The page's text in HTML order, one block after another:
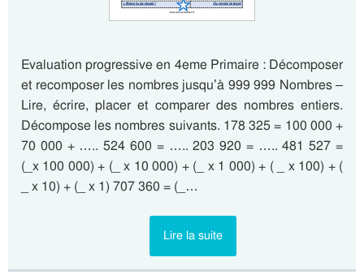
Evaluation progressive en 4eme Primaire : Décomposer
et recomposer les nombres jusqu’à 999 999 Nombres –
Lire, écrire, placer et comparer des nombres entiers.
Décompose les nombres suivants. 178 325 = 100 000 +
70 000 + ….. 524 600 = ….. 203 920 = ….. 481 527 =
(_x 100 000) + (_ x 10 000) + (_ x 1 000) + ( _ x 100) + (
_ x 10) + (_ x 1) 707 360 = (_…
Lire la suite